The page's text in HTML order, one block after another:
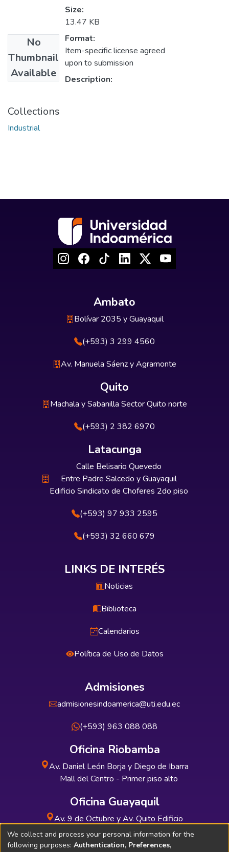
No
Thumbnail
Available
Size:
13.47 KB
Format:
Item-specific license agreed
upon to submission
Description:
Collections
Industrial
Ambato
Bolívar 2035 y Guayaquil
(+593) 3 299 4560
Av. Manuela Sáenz y Agramonte
Quito
Machala y Sabanilla Sector Quito norte
(+593) 2 382 6970
Latacunga
Calle Belisario Quevedo
Entre Padre Salcedo y Guayaquil
Edificio Sindicato de Choferes 2do piso
(+593) 97 933 2595
(+593) 32 660 679
LINKS DE INTERÉS
Noticias
Biblioteca
Calendarios
Política de Uso de Datos
Admisiones
admisionesindoamerica@uti.edu.ec
(+593) 963 088 088
Oficina Riobamba
Av. Daniel León Borja y Diego de Ibarra
Mall del Centro - Primer piso alto
Oficina Guayaquil
Av. 9 de Octubre y Av. Quito Edificio
INDUAUTO - Planta baja
We collect and process your personal information for the
following purposes: Authentication, Preferences,